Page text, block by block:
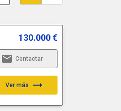
130.000 €
email Contactar
Ver más trending_flat